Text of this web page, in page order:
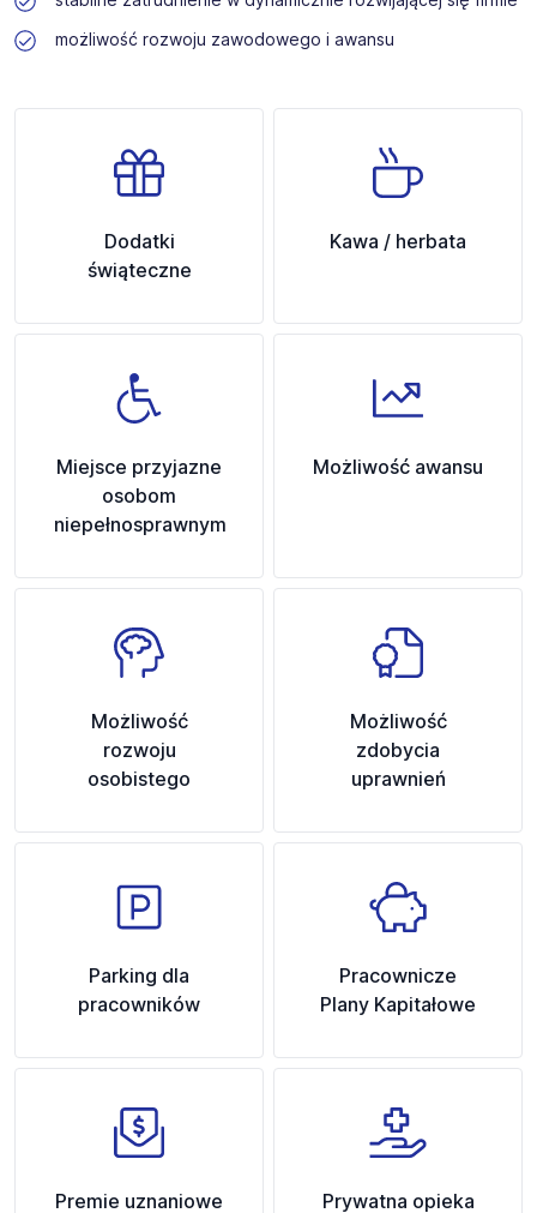
możliwość rozwoju zawodowego i awansu
Dodatki
świąteczne
Kawa / herbata
Miejsce przyjazne
osobom
niepełnosprawnym
Możliwość awansu
Możliwość
rozwoju
osobistego
Możliwość
zdobycia
uprawnień
Parking dla
pracowników
Pracownicze
Plany Kapitałowe
Premie uznaniowe Prywatna opieka